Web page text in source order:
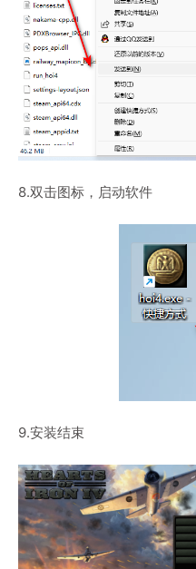
8.双击图标，启动软件
9.安装结束